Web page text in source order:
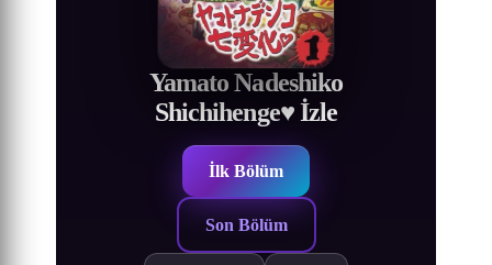
Yamato Nadeshiko
Shichihenge♥ İzle
İlk Bölüm
Son Bölüm